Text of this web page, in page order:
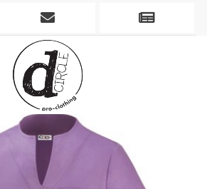
Mobile